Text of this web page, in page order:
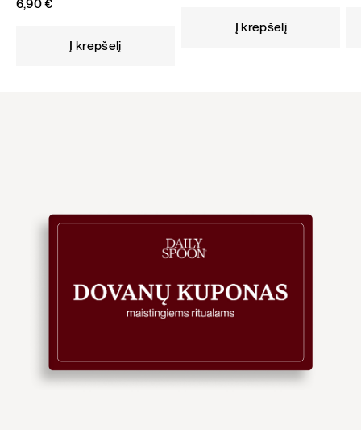
6,90€
Į krepšelį
Į krepšelį